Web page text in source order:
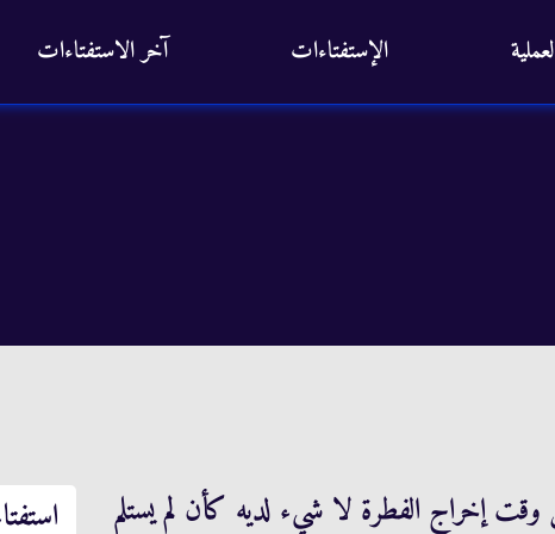
الإستفتاءات آخر الاستفتاءات
إخراج الفطرة لا شيء لديه كأن لم يستلم